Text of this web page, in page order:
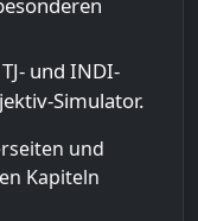
und INDI-
Simulator.
und
Kapiteln